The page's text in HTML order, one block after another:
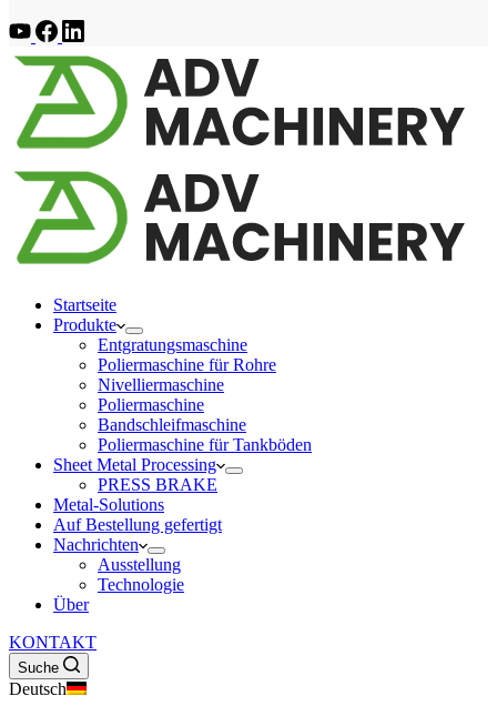
Startseite
Produkte
Entgratungsmaschine
Poliermaschine für Rohre
Nivelliermaschine
Poliermaschine
Bandschleifmaschine
Poliermaschine für Tankböden
Sheet Metal Processing
PRESS BRAKE
Metal-Solutions
Auf Bestellung gefertigt
Nachrichten
Ausstellung
Technologie
Über
KONTAKT
Suche
Deutsch